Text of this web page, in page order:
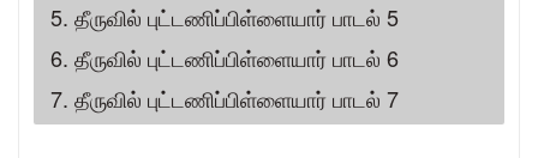
5. தீருவில் புட்டணிப்பிள்ளையார் பாடல் 5
6. தீருவில் புட்டணிப்பிள்ளையார் பாடல் 6
7. தீருவில் புட்டணிப்பிள்ளையார் பாடல் 7